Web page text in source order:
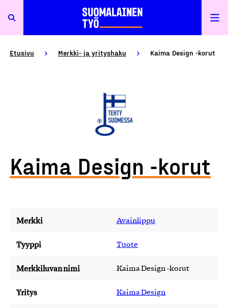
Etusivu Merkki- ja yrityshaku Kaima Design -korut
Kaima Design -korut
Merkki Avainlippu
Tyyppi Tuote
Merkkiluvan nimi Kaima Design -korut
Yritys Kaima Design